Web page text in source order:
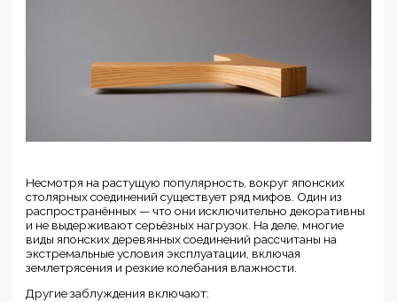
Несмотря на растущую популярность, вокруг японских
столярных соединений существует ряд мифов. Один из
распространённых — что они исключительно декоративны
и не выдерживают серьёзных нагрузок. На деле, многие
виды японских деревянных соединений рассчитаны на
экстремальные условия эксплуатации, включая
землетрясения и резкие колебания влажности.
Другие заблуждения включают: